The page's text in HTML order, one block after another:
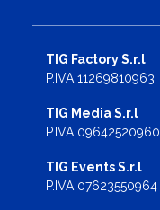
TIG Factory S.r.l
P.IVA 11269810963
TIG Media S.r.l
P.IVA 09642520960
TIG Events S.r.l
P.IVA 07623550964